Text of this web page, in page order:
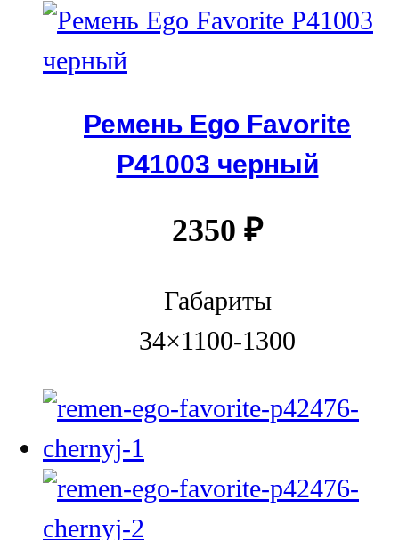
Ремень Ego Favorite
P41003 черный
2350 ₽
Габариты
34×1100-1300